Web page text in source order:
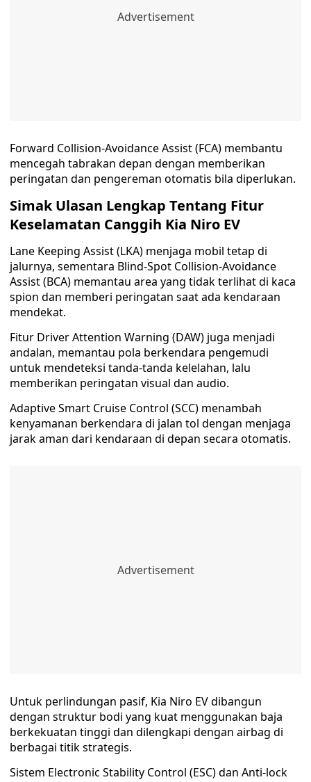
Forward Collision-Avoidance Assist (FCA) membantu
mencegah tabrakan depan dengan memberikan
peringatan dan pengereman otomatis bila diperlukan.
Simak Ulasan Lengkap Tentang Fitur
Keselamatan Canggih Kia Niro EV
Lane Keeping Assist (LKA) menjaga mobil tetap di
jalurnya, sementara Blind-Spot Collision-Avoidance
Assist (BCA) memantau area yang tidak terlihat di kaca
spion dan memberi peringatan saat ada kendaraan
mendekat.
Fitur Driver Attention Warning (DAW) juga menjadi
andalan, memantau pola berkendara pengemudi
untuk mendeteksi tanda-tanda kelelahan, lalu
memberikan peringatan visual dan audio.
Adaptive Smart Cruise Control (SCC) menambah
kenyamanan berkendara di jalan tol dengan menjaga
jarak aman dari kendaraan di depan secara otomatis.
Untuk perlindungan pasif, Kia Niro EV dibangun
dengan struktur bodi yang kuat menggunakan baja
berkekuatan tinggi dan dilengkapi dengan airbag di
berbagai titik strategis.
Sistem Electronic Stability Control (ESC) dan Anti-lock